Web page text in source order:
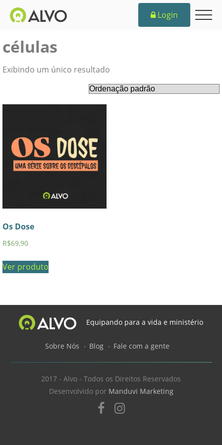
Login
células
Exibindo um único resultado
Os Dose
R$69,90
Ver produto
Equipando para a vida e ministério
Sobre Nós Blog Fale com a gente
2017 - Alvo - Todos os Direitos Reservados
Desenvolvido por Manduvi Marketing